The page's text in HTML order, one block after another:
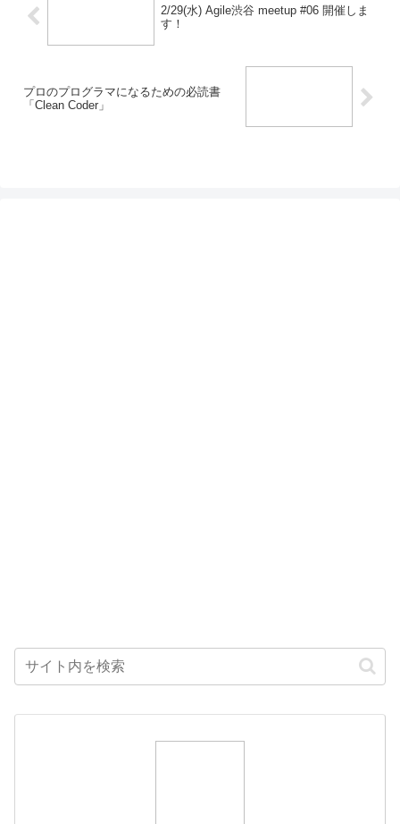
2/29(水) Agile渋谷 meetup #06 開催しま
す！
プロのプログラマになるための必読書
「Clean Coder」